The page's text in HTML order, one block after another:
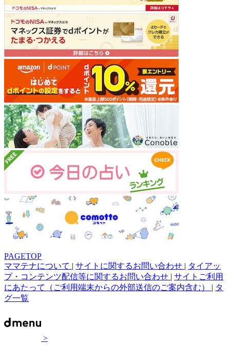
PAGETOP
ママテナについて | サイトに関するお問い合わせ | タイアッ
プ・コンテンツ配信等に関するお問い合わせ | サイトご利用
にあたって（ご利用端末からの外部送信のご案内含む） | タ
グ一覧
>